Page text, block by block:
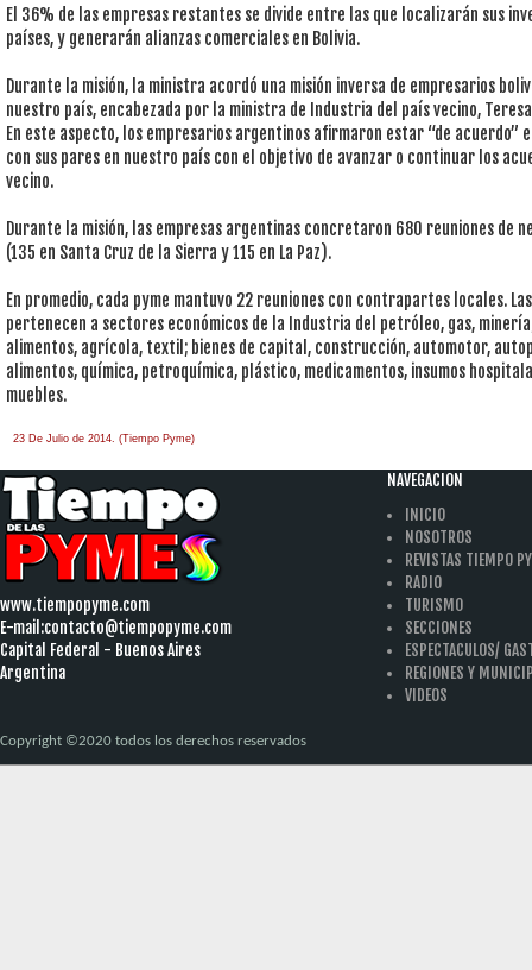
El 36% de las empresas restantes se divide entre las que localizarán sus
países, y generarán alianzas comerciales en Bolivia.
Durante la misión, la ministra acordó una misión inversa de empresarios
nuestro país, encabezada por la ministra de Industria del país vecino,
En este aspecto, los empresarios argentinos afirmaron estar “de acuerdo”
con sus pares en nuestro país con el objetivo de avanzar o continuar los
vecino.
Durante la misión, las empresas argentinas concretaron 680 reuniones de
(135 en Santa Cruz de la Sierra y 115 en La Paz).
En promedio, cada pyme mantuvo 22 reuniones con contrapartes locales.
pertenecen a sectores económicos de la Industria del petróleo, gas,
alimentos, agrícola, textil; bienes de capital, construcción, automotor,
alimentos, química, petroquímica, plástico, medicamentos, insumos
muebles.
23 De Julio de 2014. (Tiempo Pyme)
www.tiempopyme.com
E-mail:contacto@tiempopyme.com
Capital Federal - Buenos Aires
Argentina
NAVEGACION
INICIO
NOSOTROS
REVISTAS TIEMPO
RADIO
TURISMO
SECCIONES
ESPECTACULOS/
REGIONES Y
VIDEOS
Copyright ©2020 todos los derechos reservados